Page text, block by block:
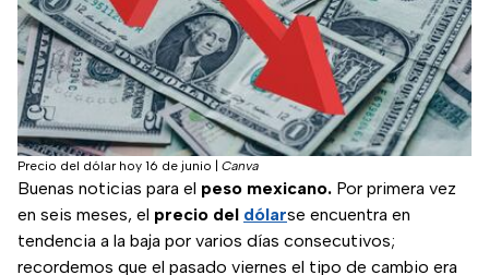
Precio del dólar hoy 16 de junio Canva
Buenas noticias para el peso mexicano. Por primera vez
en seis meses, el precio del dólarse encuentra en
tendencia a la baja por varios días consecutivos;
recordemos que el pasado viernes el tipo de cambio era